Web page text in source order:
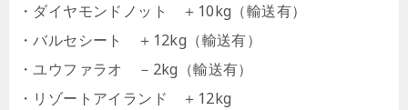
・ダイヤモンドノット ＋10kg（輸送有）
・バルセシート ＋12kg（輸送有）
・ユウファラオ －2kg（輸送有）
・リゾートアイランド ＋12kg